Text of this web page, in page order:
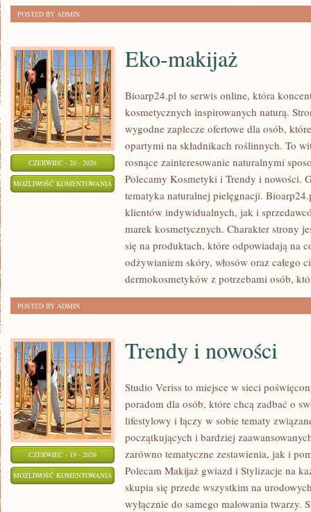
POSTED BY ADMIN
CZERWIEC - 20 - 2026
MOŻLIWOŚĆ KOMENTOWANIA EKO-
MAKIJAŻ
Eko-makijaż
Bioarp24.pl to serwis online, która
kosmetycznych inspirowanych naturą.
wygodne zaplecze ofertowe dla osób,
opartymi na składnikach roślinnych. To
rosnące zainteresowanie naturalnymi
Polecamy Kosmetyki i Trendy i nowości.
tematyka naturalnej pielęgnacji.
klientów indywidualnych, jak i
marek kosmetycznych. Charakter strony
się na produktach, które odpowiadają na
odżywianiem skóry, włosów oraz całego
dermokosmetyków z potrzebami osób,
POSTED BY ADMIN
CZERWIEC - 19 - 2026
MOŻLIWOŚĆ KOMENTOWANIA TRENDY
NOWOŚCI
Trendy i nowości
Studio Veriss to miejsce w sieci
poradom dla osób, które chcą zadbać o
lifestylowy i łączy w sobie tematy
początkujących i bardziej
zarówno tematyczne zestawienia, jak i
Polecam Makijaż gwiazd i Stylizacje na
skupia się przede wszystkim na
wyłącznie do samego malowania twarzy.